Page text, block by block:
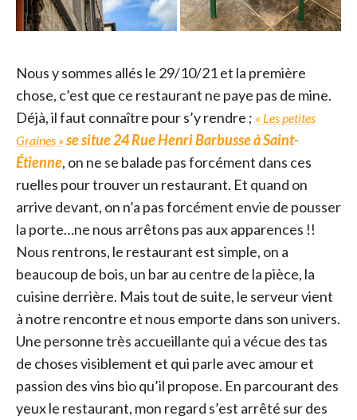
Nous y sommes allés le 29/10/21 et la première
chose, c’est que ce restaurant ne paye pas de mine.
Déjà, il faut connaître pour s’y rendre ; « Les petites
Graines » se situe 24 Rue Henri Barbusse à Saint-
Étienne, on ne se balade pas forcément dans ces
ruelles pour trouver un restaurant. Et quand on
arrive devant, on n’a pas forcément envie de pousser
la porte…ne nous arrêtons pas aux apparences !!
Nous rentrons, le restaurant est simple, on a
beaucoup de bois, un bar au centre de la pièce, la
cuisine derrière. Mais tout de suite, le serveur vient
à notre rencontre et nous emporte dans son univers.
Une personne très accueillante qui a vécue des tas
de choses visiblement et qui parle avec amour et
passion des vins bio qu’il propose. En parcourant des
yeux le restaurant, mon regard s’est arrêté sur des